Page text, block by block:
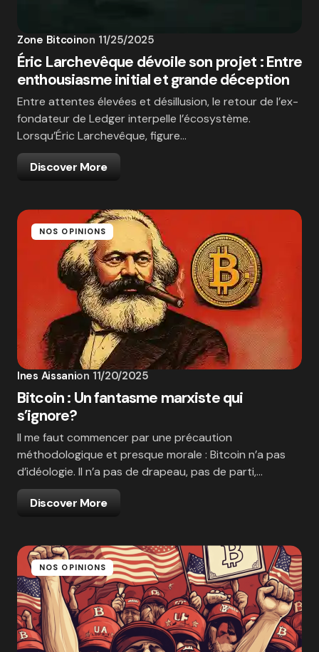
Zone Bitcoinon 11/25/2025
Éric Larchevêque dévoile son projet : Entre
enthousiasme initial et grande déception
Entre attentes élevées et désillusion, le retour de l’ex-
fondateur de Ledger interpelle l’écosystème.
Lorsqu’Éric Larchevêque, figure…
Discover More
NOS OPINIONS
Ines Aissanion 11/20/2025
Bitcoin : Un fantasme marxiste qui
s’ignore?
Il me faut commencer par une précaution
méthodologique et presque morale : Bitcoin n’a pas
d’idéologie. Il n’a pas de drapeau, pas de parti,…
Discover More
NOS OPINIONS